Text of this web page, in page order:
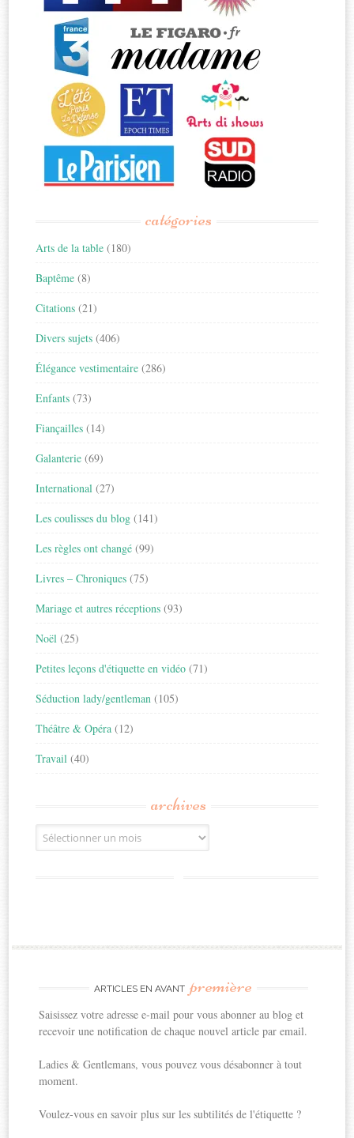
catégories
Arts de la table (180)
Baptême (8)
Citations (21)
Divers sujets (406)
Élégance vestimentaire (286)
Enfants (73)
Fiançailles (14)
Galanterie (69)
International (27)
Les coulisses du blog (141)
Les règles ont changé (99)
Livres – Chroniques (75)
Mariage et autres réceptions (93)
Noël (25)
Petites leçons d'étiquette en vidéo (71)
Séduction lady/gentleman (105)
Théâtre & Opéra (12)
Travail (40)
archives
Archives
ARTICLES EN AVANT première
Saisissez votre adresse e-mail pour vous abonner au blog et
recevoir une notification de chaque nouvel article par email.
Ladies & Gentlemans, vous pouvez vous désabonner à tout
moment.
Voulez-vous en savoir plus sur les subtilités de l'étiquette ?